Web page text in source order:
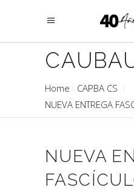
Home
CAPBA CS
NUEVA ENTREGA
NUEVA